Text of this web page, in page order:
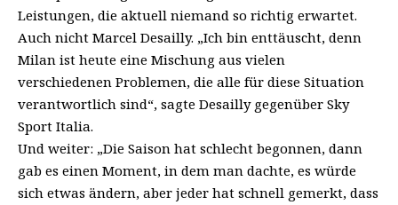
Leistungen, die aktuell niemand so richtig erwartet.
Auch nicht Marcel Desailly. „Ich bin enttäuscht, denn
Milan ist heute eine Mischung aus vielen
verschiedenen Problemen, die alle für diese Situation
verantwortlich sind“, sagte Desailly gegenüber Sky
Sport Italia.
Und weiter: „Die Saison hat schlecht begonnen, dann
gab es einen Moment, in dem man dachte, es würde
sich etwas ändern, aber jeder hat schnell gemerkt, dass